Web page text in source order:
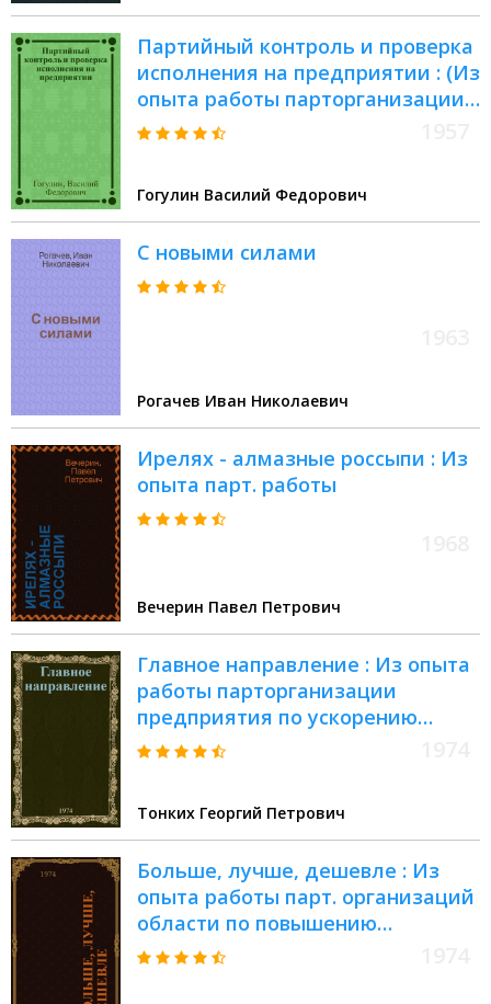
Партийный контроль и проверка
исполнения на предприятии : (Из
опыта работы парторганизации
Череповецкого
Гогулин Василий Федорович
С новыми силами
Рогачев Иван Николаевич
Ирелях - алмазные россыпи : Из
опыта парт. работы
Вечерин Павел Петрович
Главное направление : Из опыта
работы парторганизации
предприятия по ускорению
науч.-техн. прогресса
Тонких Георгий Петрович
Больше, лучше, дешевле : Из
опыта работы парт. организаций
области по повышению
эффективности пром.